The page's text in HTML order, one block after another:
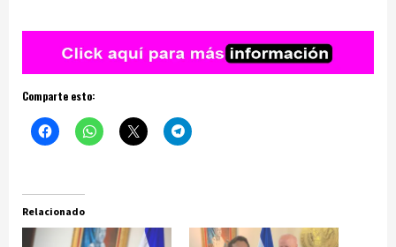
Comparte esto:
Relacionado